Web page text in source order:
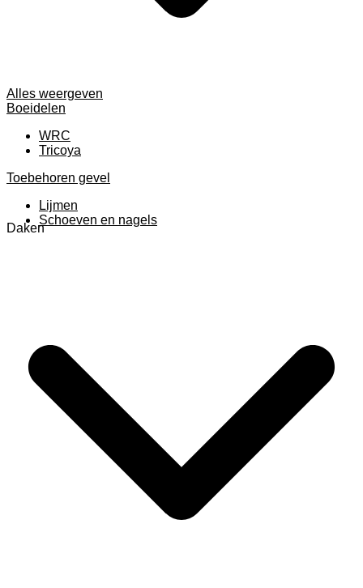
Alles weergeven
Boeidelen
WRC
Tricoya
Toebehoren gevel
Lijmen
Schoeven en nagels
Daken